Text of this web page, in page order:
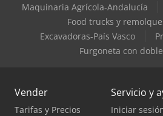
Maquinaria Agrícola-Andalucía
Food trucks y
Excavadoras-País Vasco
Furgoneta con
Vender
Tarifas y Precios
Servicio y
Iniciar